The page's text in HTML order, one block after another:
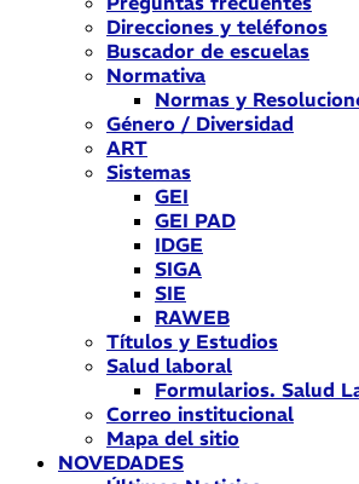
Direcciones y teléfonos
Buscador de escuelas
Normativa
Normas y
Género / Diversidad
ART
Sistemas
GEI
GEI PAD
IDGE
SIGA
SIE
RAWEB
Títulos y Estudios
Salud laboral
Formularios. Salud
Correo institucional
Mapa del sitio
NOVEDADES